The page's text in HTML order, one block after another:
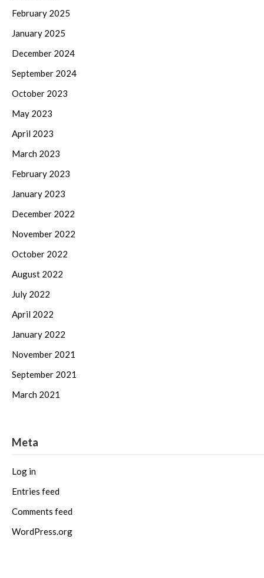
February 2025
January 2025
December 2024
September 2024
October 2023
May 2023
April 2023
March 2023
February 2023
January 2023
December 2022
November 2022
October 2022
August 2022
July 2022
April 2022
January 2022
November 2021
September 2021
March 2021
Meta
Log in
Entries feed
Comments feed
WordPress.org